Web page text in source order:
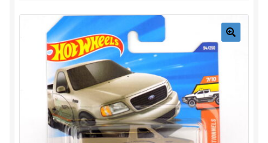
Doplnky pre modelárov
menu
Darčekové predmety
Rozbaliť